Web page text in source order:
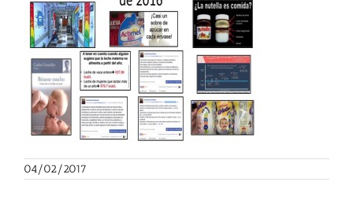
04/02/2017